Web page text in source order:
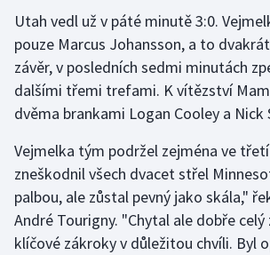
Jezdectví
Judo
Krasobruslení
Lezení
Lyže a snowboard
Moderní pětiboj
Utah vedl už v páté minutě 3:0.
pouze Marcus Johansson, a to
závěr, v posledních sedmi minutách
dalšími třemi trefami. K vítězství
dvěma brankami Logan Cooley a Nick
Vejmelka tým podržel zejména ve
zneškodnil všech dvacet střel
palbou, ale zůstal pevný jako skála,"
André Tourigny. "Chytal ale dobře celý
klíčové zákroky v důležitou chvíli. Byl